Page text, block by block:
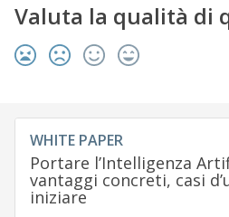
Valuta la qualità di
WHITE PAPER
Portare l’Intelligenza
vantaggi concreti, casi
iniziare